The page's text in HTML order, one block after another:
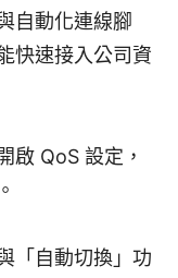
自動化連線腳
快速接入公司資
啟 QoS 設定，
「自動切換」功